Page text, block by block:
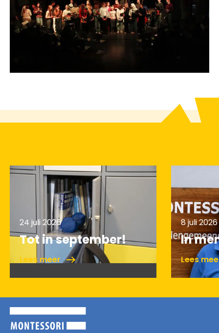
24 juli 2026
Tot in september!
Lees meer
8 juli 2026
In
Lees